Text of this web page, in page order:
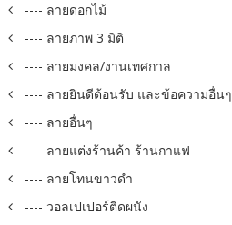
---- ลายดอกไม้
---- ลายภาพ 3 มิติ
---- ลายมงคล/งานเทศกาล
---- ลายยินดีต้อนรับ และข้อความอื่นๆ
---- ลายอื่นๆ
---- ลายแต่งร้านค้า ร้านกาแฟ
---- ลายโทนขาวดำ
---- วอลเปเปอร์ติดผนัง